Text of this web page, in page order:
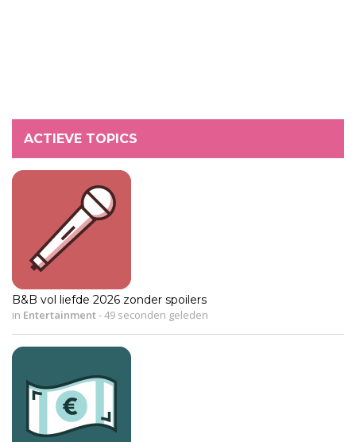
ACTIEVE TOPICS
B&B vol liefde 2026 zonder spoilers
in Entertainment-49 seconden geleden